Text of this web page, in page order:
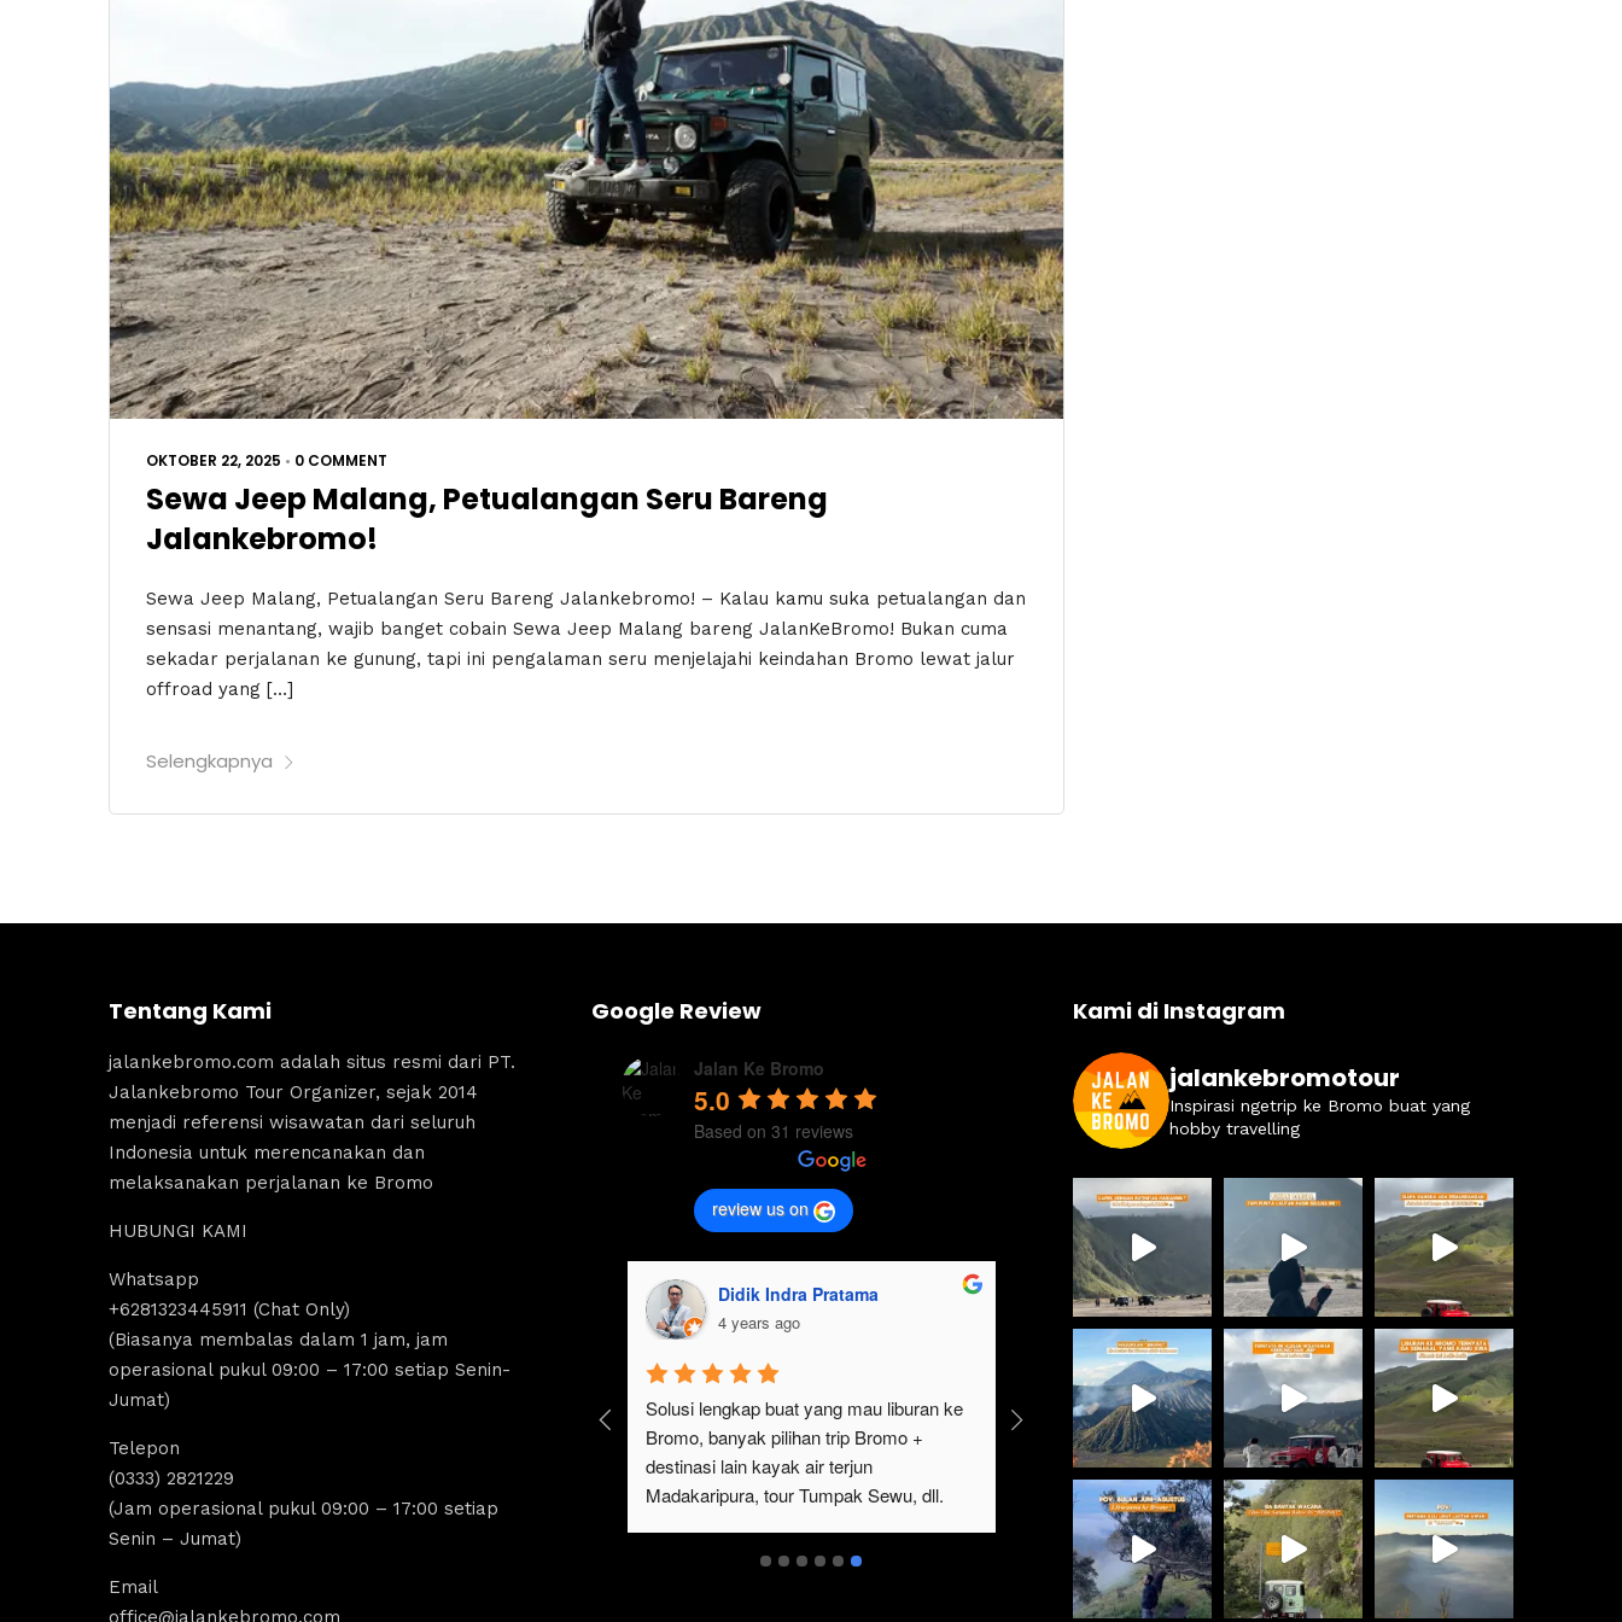
OKTOBER 22, 2025 • 0 COMMENT
Sewa Jeep Malang, Petualangan Seru Bareng
Jalankebromo!
Sewa Jeep Malang, Petualangan Seru Bareng Jalankebromo! – Kalau kamu suka petualangan dan
sensasi menantang, wajib banget cobain Sewa Jeep Malang bareng JalanKeBromo! Bukan cuma
sekadar perjalanan ke gunung, tapi ini pengalaman seru menjelajahi keindahan Bromo lewat jalur
offroad yang […]
Selengkapnya
Tentang Kami
jalankebromo.com adalah situs resmi dari PT.
Jalankebromo Tour Organizer, sejak 2014
menjadi referensi wisawatan dari seluruh
Indonesia untuk merencanakan dan
melaksanakan perjalanan ke Bromo
HUBUNGI KAMI
Whatsapp
+6281323445911 (Chat Only)
(Biasanya membalas dalam 1 jam, jam
operasional pukul 09:00 – 17:00 setiap Senin-
Jumat)
Telepon
(0333) 2821229
(Jam operasional pukul 09:00 – 17:00 setiap
Senin – Jumat)
Email
office@jalankebromo.com
Google Review
Jalan Ke Bromo
5.0
Based on 31 reviews
review us on
menyediakan sewa
Jeep malang.
aktivitas tour
dan trip bromo.
destinasi Air terjun
amazing banget
4 years ago
bromo, kita bisa melakukan tour bromo
Sunrise dan Sunset.Pokoknya sangat
Didik Indra Pratama
4 years ago
Solusi lengkap buat yang mau liburan ke
Bromo, banyak pilihan trip Bromo +
destinasi lain kayak air terjun
Madakaripura, tour Tumpak Sewu, dll.
Kami di Instagram
jalankebromotour
Inspirasi ngetrip ke Bromo buat yang
hobby travelling